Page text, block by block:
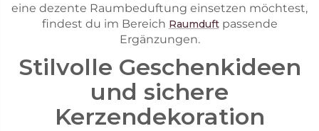
eine dezente Raumbeduftung einsetzen möchtest,
findest du im Bereich Raumduftpassende
Ergänzungen.
Stilvolle Geschenkideen
und sichere
Kerzendekoration